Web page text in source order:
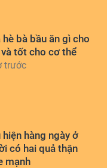
hè bà bầu ăn gì cho
tốt cho cơ thể
trước
hiện hàng ngày ở
có hai quả thận
mạnh